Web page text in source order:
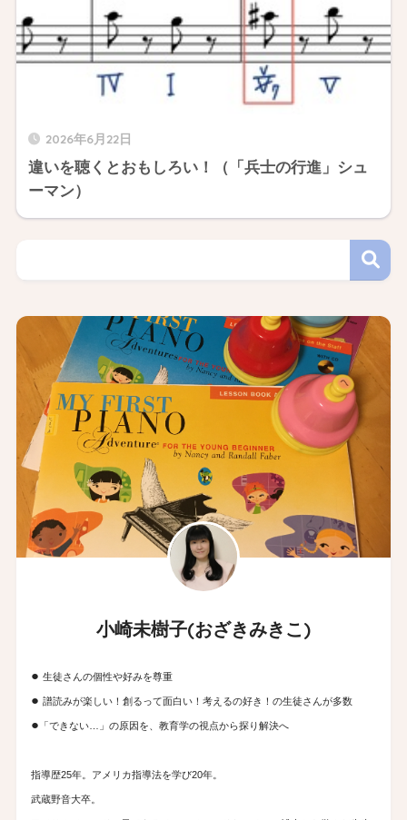
2026年6月22日
違いを聴くとおもしろい！（「兵士の行進」シュ
ーマン）
小崎未樹子(おざきみきこ)
● 生徒さんの個性や好みを尊重
● 譜読みが楽しい！創るって面白い！考えるの好き！の生徒さんが多数
● 「できない…」の原因を、教育学の視点から探り解決へ
指導歴25年。アメリカ指導法を学び20年。
武蔵野音大卒。